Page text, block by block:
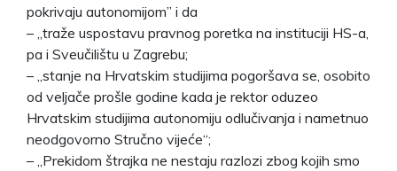
pokrivaju autonomijom” i da
– „traže uspostavu pravnog poretka na instituciji HS-a,
pa i Sveučilištu u Zagrebu;
– „stanje na Hrvatskim studijima pogoršava se, osobito
od veljače prošle godine kada je rektor oduzeo
Hrvatskim studijima autonomiju odlučivanja i nametnuo
neodgovorno Stručno vijeće“;
– „Prekidom štrajka ne nestaju razlozi zbog kojih smo